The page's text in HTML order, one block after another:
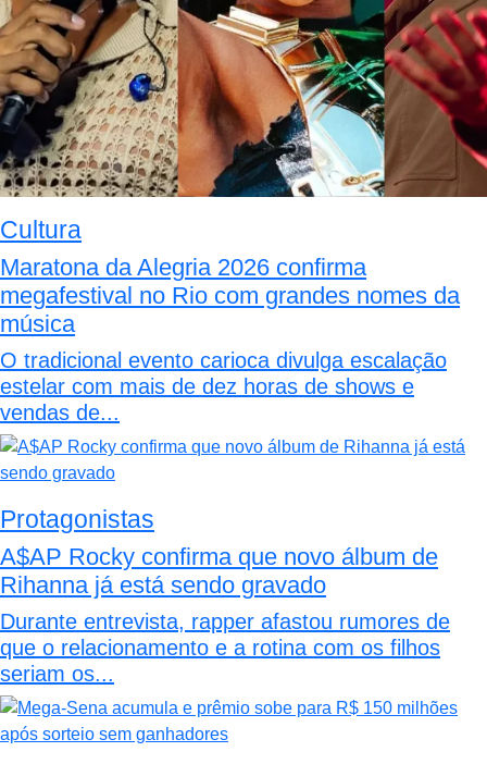
Cultura
Maratona da Alegria 2026 confirma
megafestival no Rio com grandes nomes da
música
O tradicional evento carioca divulga escalação
estelar com mais de dez horas de shows e
vendas de...
Protagonistas
A$AP Rocky confirma que novo álbum de
Rihanna já está sendo gravado
Durante entrevista, rapper afastou rumores de
que o relacionamento e a rotina com os filhos
seriam os...